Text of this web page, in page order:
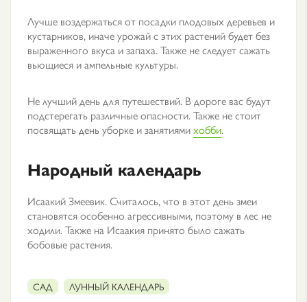
Лучше воздержаться от посадки плодовых деревьев и
кустарников, иначе урожай с этих растений будет без
выраженного вкуса и запаха. Также не следует сажать
вьющиеся и ампельные культуры.
Не лучший день для путешествий. В дороге вас будут
подстерегать различные опасности. Также не стоит
посвящать день уборке и занятиямихобби.
Народный календарь
Исаакий Змеевик. Считалось, что в этот день змеи
становятся особенно агрессивными, поэтому в лес не
ходили. Также на Исаакия принято было сажать
бобовые растения.
САД ЛУННЫЙ КАЛЕНДАРЬ